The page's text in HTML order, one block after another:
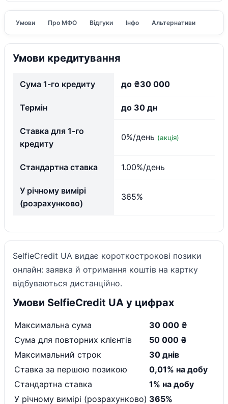
Умови Про МФО Відгуки Інфо Альтернативи
Умови кредитування
Сума 1-го кредиту до ₴30 000
Термін до 30 дн
Ставка для 1-го
кредиту
0%/день (акція)
Стандартна ставка 1.00%/день
У річному вимірі
(розрахунково)
365%
SelfieCredit UA видає короткострокові позики
онлайн: заявка й отримання коштів на картку
відбуваються дистанційно.
Умови SelfieCredit UA у цифрах
Максимальна сума
30 000 ₴
Сума для повторних клієнтів
50 000 ₴
Максимальний строк
30 днів
Ставка за першою позикою
0,01% на добу
Стандартна ставка
1% на добу
У річному вимірі (розрахунково) 365%